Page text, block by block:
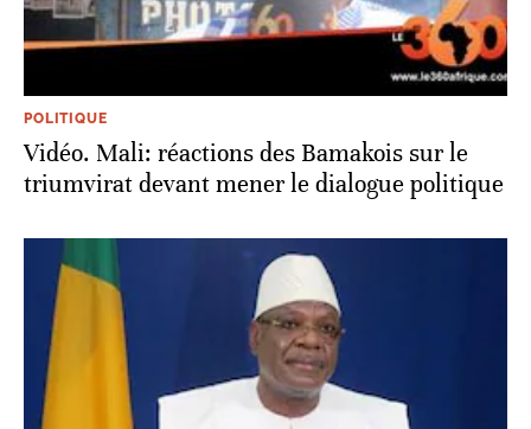
POLITIQUE
Vidéo. Mali: réactions des Bamakois sur le
triumvirat devant mener le dialogue politique